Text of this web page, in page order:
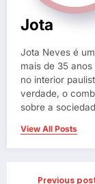
Jota
Jota Neves é
mais de 35
no interior
verdade, o
sobre a
View All Posts
Previous